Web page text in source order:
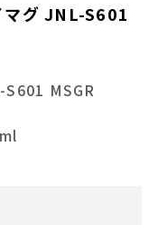
グ JNL-S601
S601 MSGR